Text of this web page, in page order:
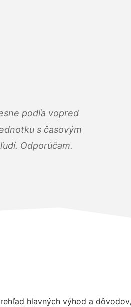
podľa vopred
s časovým
Odporúčam.
hlavných výhod a